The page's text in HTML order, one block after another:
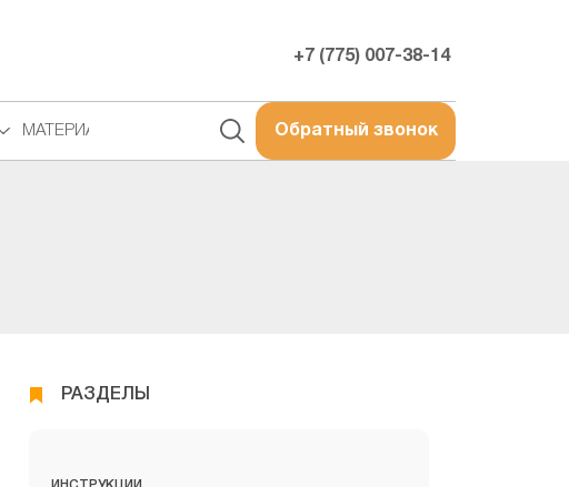
+7 (775) 007-38-14
МАТЕРИАЛЫ Обратный звонок
РАЗДЕЛЫ